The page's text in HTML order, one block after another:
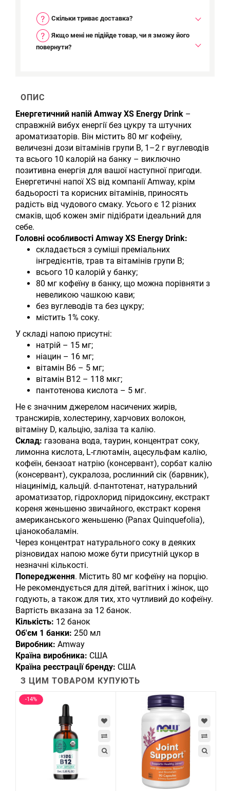
Скільки триває доставка?
Якщо мені не підійде товар, чи я зможу його
повернути?
ОПИС
Енергетичний напій Amway XS Energy Drink –
справжній вибух енергії без цукру та штучних
ароматизаторів. Він містить 80 мг кофеїну,
величезні дози вітамінів групи В, 1–2 г вуглеводів
та всього 10 калорій на банку – виключно
позитивна енергія для вашої наступної пригоди.
Енергетичні напої XS від компанії Amway, крім
бадьорості та корисних вітамінів, приносять
радість від чудового смаку. Усього є 12 різних
смаків, щоб кожен зміг підібрати ідеальний для
себе.
Головні особливості Amway XS Energy Drink:
складається з суміші преміальних
інгредієнтів, трав та вітамінів групи В;
всього 10 калорій у банку;
80 мг кофеїну в банку, що можна порівняти з
невеликою чашкою кави;
без вуглеводів та без цукру;
містить 1% соку.
У складі напою присутні:
натрій – 15 мг;
ніацин – 16 мг;
вітамін В6 – 5 мг;
вітамін В12 – 118 мкг;
пантотенова кислота – 5 мг.
Не є значним джерелом насичених жирів,
трансжирів, холестерину, харчових волокон,
вітаміну D, кальцію, заліза та калію.
Склад: газована вода, таурин, концентрат соку,
лимонна кислота, L-глютамін, ацесульфам калію,
кофеїн, бензоат натрію (консервант), сорбат калію
(консервант), сукралоза, рослинний сік (барвник),
ніацинімід, кальцій. d-пантотенат, натуральний
ароматизатор, гідрохлорид піридоксину, екстракт
кореня женьшеню звичайного, екстракт кореня
американського женьшеню (Panax Quinquefolia),
ціанокобаламін.
Через концентрат натурального соку в деяких
різновидах напою може бути присутній цукор в
незначні кількості.
Попередження. Містить 80 мг кофеїну на порцію.
Не рекомендується для дітей, вагітних і жінок, що
годують, а також для тих, хто чутливий до кофеїну.
Вартість вказана за 12 банок.
Кількість: 12 банок
Об'єм 1 банки: 250 мл
Виробник: Amway
Країна виробника: США
Країна реєстрації бренду: США
З ЦИМ ТОВАРОМ КУПУЮТЬ
-14%